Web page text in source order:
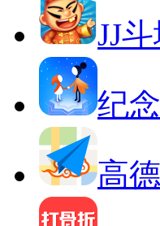
JJ
纪
高